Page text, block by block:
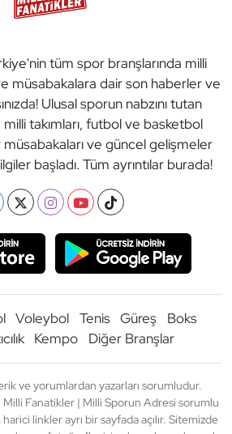
tüm spor branşlarında milli
müsabakalara dair son haberler ve
Ulusal sporun nabzını tutan
takımları, futbol ve basketbol
ve güncel gelişmeler
başladı. Tüm ayrıntılar burada!
Voleybol Tenis Güreş
Boks
Kempo Diğer Branşlar
ve yorumlardan yazarları sorumludur.
Milli Fanatikler | Milli Sporun Adresi sorumlu
linkler ayrı bir sayfada açılır. Sitemizde